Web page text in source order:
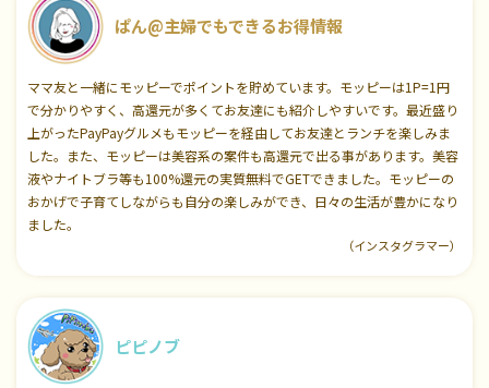
ぱん@主婦でもできるお得情報
ママ友と一緒にモッピーでポイントを貯めています。モッピーは1P=1円
で分かりやすく、高還元が多くてお友達にも紹介しやすいです。最近盛り
上がったPayPayグルメもモッピーを経由してお友達とランチを楽しみま
した。また、モッピーは美容系の案件も高還元で出る事があります。美容
液やナイトブラ等も100%還元の実質無料でGETできました。モッピーの
おかげで子育てしながらも自分の楽しみができ、日々の生活が豊かになり
ました。
（インスタグラマー）
ピピノブ